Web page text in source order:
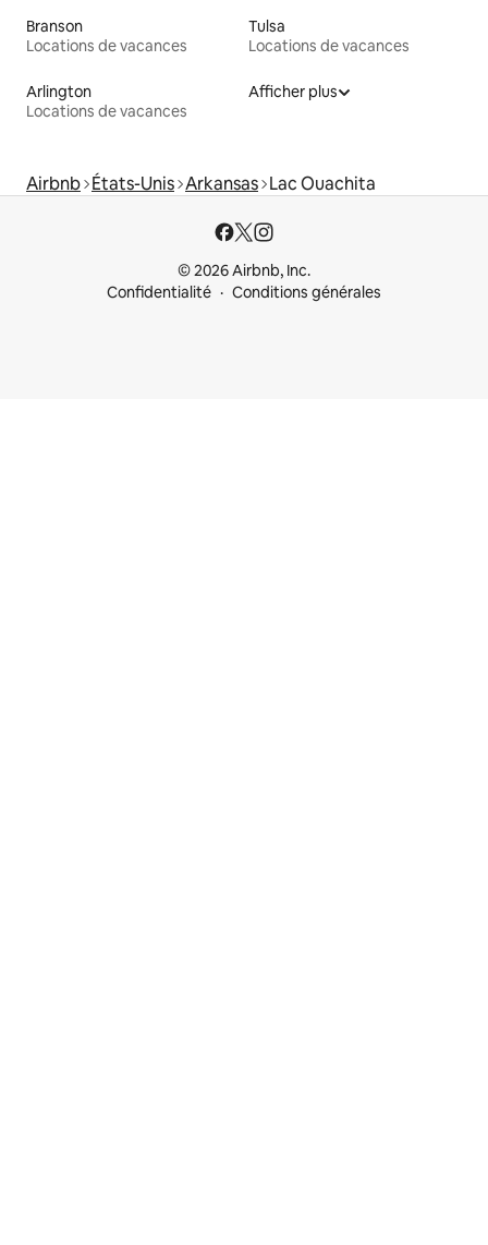
Branson
Locations de vacances
Tulsa
Locations de vacances
Arlington
Locations de vacances
Afficher plus
Airbnb États-Unis Arkansas Lac Ouachita
© 2026 Airbnb, Inc.
Confidentialité
Conditions générales